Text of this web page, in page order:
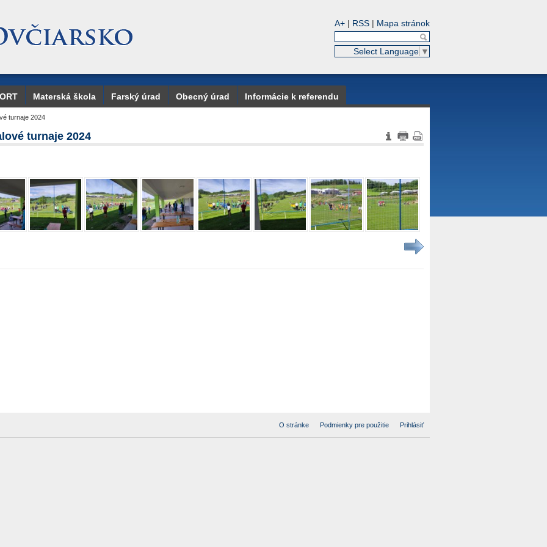
A+ | RSS | Mapa stránok
Select Language ▼
Materská škola Farský úrad Obecný úrad Informácie k referendu
turnaje 2024
turnaje 2024
O stránke Podmienky pre použitie Prihlásiť